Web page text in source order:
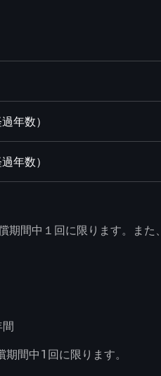
年数）
年数）
間中１回に限ります。また
間中1回に限ります。